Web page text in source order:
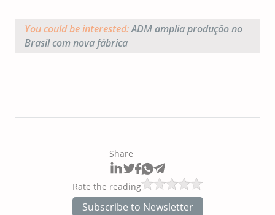
You could be interested:ADM amplia produção no
Brasil com nova fábrica
Share
Rate the reading
Subscribe to Newsletter